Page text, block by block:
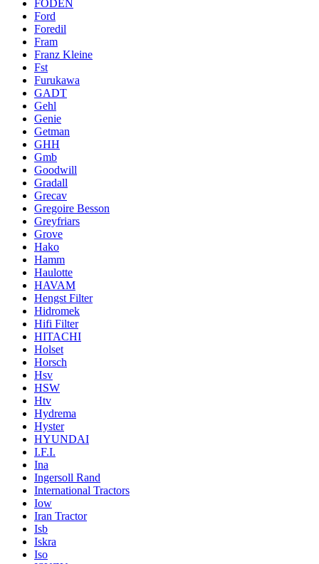
FODEN
Ford
Foredil
Fram
Franz Kleine
Fst
Furukawa
GADT
Gehl
Genie
Getman
GHH
Gmb
Goodwill
Gradall
Grecav
Gregoire Besson
Greyfriars
Grove
Hako
Hamm
Haulotte
HAVAM
Hengst Filter
Hidromek
Hifi Filter
HITACHI
Holset
Horsch
Hsv
HSW
Htv
Hydrema
Hyster
HYUNDAI
I.F.I.
Ina
Ingersoll Rand
International Tractors
Iow
Iran Tractor
Isb
Iskra
Iso